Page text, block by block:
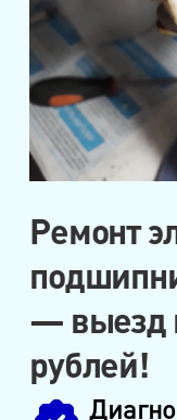
Ремонт
— выезд
рублей!